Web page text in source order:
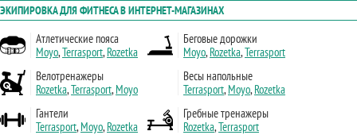
ЭКИПИРОВКА ДЛЯ ФИТНЕСА В ИНТЕРНЕТ-МАГАЗИНАХ
Атлетические пояса
Moyo,Terrasport,Rozetka
Беговые дорожки
Moyo,Rozetka,Terrasport
Велотренажеры
Rozetka,Terrasport,Moyo
Весы напольные
Terrasport,Moyo,Rozetka
Гантели
Terrasport,Moyo,Rozetka
Гребные тренажеры
Rozetka,Terrasport